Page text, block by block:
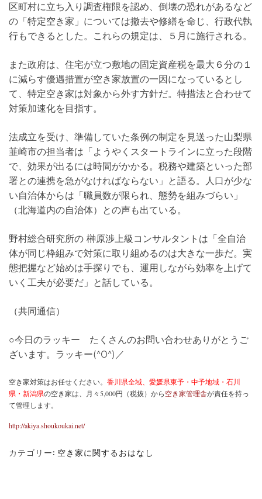
区町村に立ち入り調査権限を認め、倒壊の恐れがあるなど
の「特定空き家」については撤去や修繕を命じ、行政代執
行もできるとした。これらの規定は、５月に施行される。
また政府は、住宅が立つ敷地の固定資産税を最大６分の１
に減らす優遇措置が空き家放置の一因になっているとし
て、特定空き家は対象から外す方針だ。特措法と合わせて
対策加速化を目指す。
法成立を受け、準備していた条例の制定を見送った山梨県
韮崎市の担当者は「ようやくスタートラインに立った段階
で、効果が出るには時間がかかる。税務や建築といった部
署との連携を急がなければならない」と語る。人口が少な
い自治体からは「職員数が限られ、態勢を組みづらい」
（北海道内の自治体）との声も出ている。
野村総合研究所の 榊原渉上級コンサルタントは「全自治
体が同じ枠組みで対策に取り組めるのは大きな一歩だ。実
態把握など始めは手探りでも、運用しながら効率を上げて
いく工夫が必要だ」と話している。
（共同通信）
○今日のラッキー たくさんのお問い合わせありがとうご
ざいます。ラッキー(^O^)／
空き家対策はお任せください。 香川県全域、愛媛県東予・中予地域・石川
県・新潟県の空き家は、月々5,000円（税抜）から空き家管理舎が責任を持っ
て管理します。
http://akiya.shoukoukai.net/
カテゴリー: 空き家に関するおはなし